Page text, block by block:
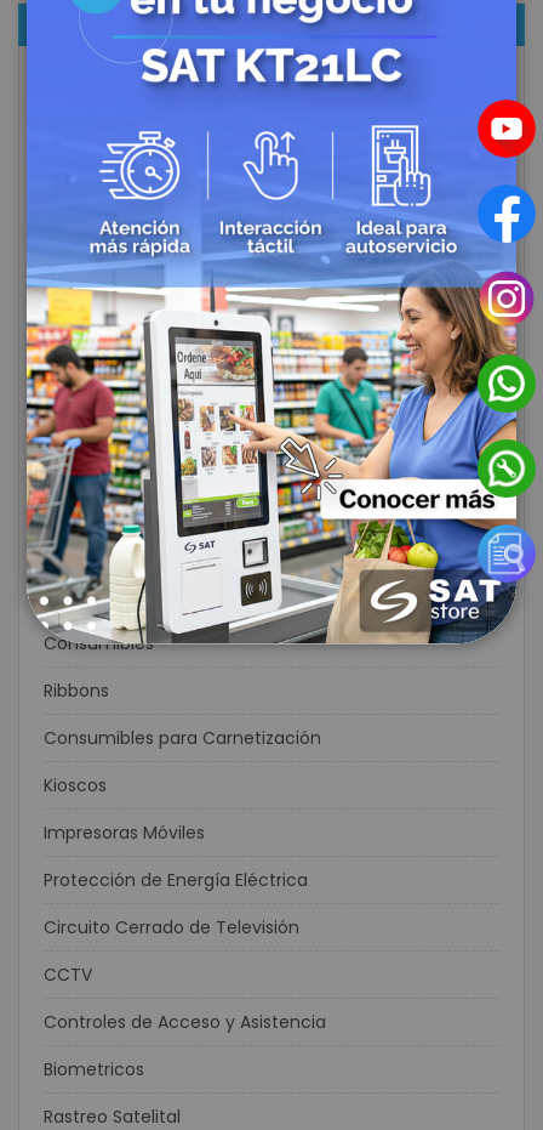
CATEGORÍAS
Bioseguridad en el Trabajo
Impresoras para Punto de Venta
Lectores de Códigos de Barras
Cajones Monederos
Contadoras de Dinero
Balanzas
Soluciones Completas POS
Impresora de Etiquetas
Impresoras de Carnets
Etiquetas
Flexográfia
Consumibles
Ribbons
Consumibles para Carnetización
Kioscos
Impresoras Móviles
Protección de Energía Eléctrica
Circuito Cerrado de Televisión
CCTV
Controles de Acceso y Asistencia
Biometricos
Rastreo Satelital